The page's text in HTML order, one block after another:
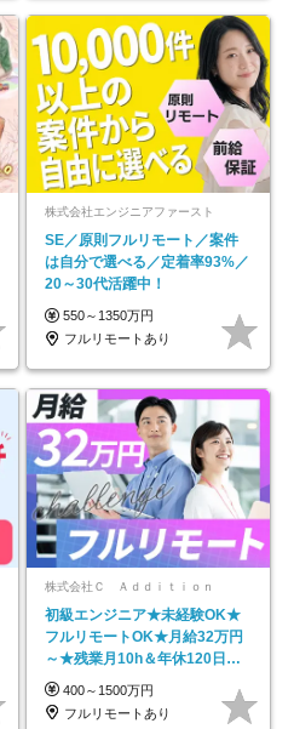
株式会社エンジニアファースト
SE／原則フルリモート／案件
は自分で選べる／定着率93%／
20～30代活躍中！
550～1350万円
フルリモートあり
株式会社Ｃ Ａｄｄｉｔｉｏｎ
初級エンジニア★未経験OK★
フルリモートOK★月給32万円
～★残業月10h＆年休120日以
上★副業可
400～1500万円
フルリモートあり